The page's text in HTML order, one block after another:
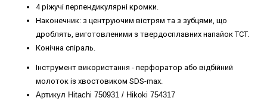
4 ріжучі перпендикулярні кромки.
Наконечник: з центруючим вістрям та з зубцями, що
дроблять, виготовленими з твердосплавних напайок TCT.
Конічна спіраль.
Інструмент використання - перфоратор або відбійний
молоток із хвостовиком SDS-max.
Артикул Hitachi 750931 / Hikoki 754317